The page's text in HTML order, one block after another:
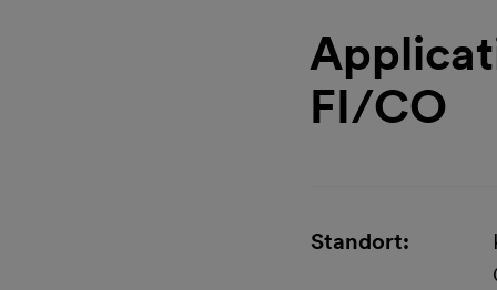
FI/CO
Standort: